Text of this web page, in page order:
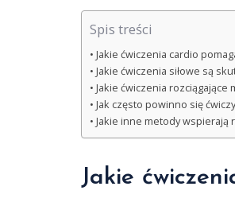
Spis treści
Jakie ćwiczenia cardio
Jakie ćwiczenia siłowe są
Jakie ćwiczenia rozciągające
Jak często powinno się
Jakie inne metody wspierają
Jakie